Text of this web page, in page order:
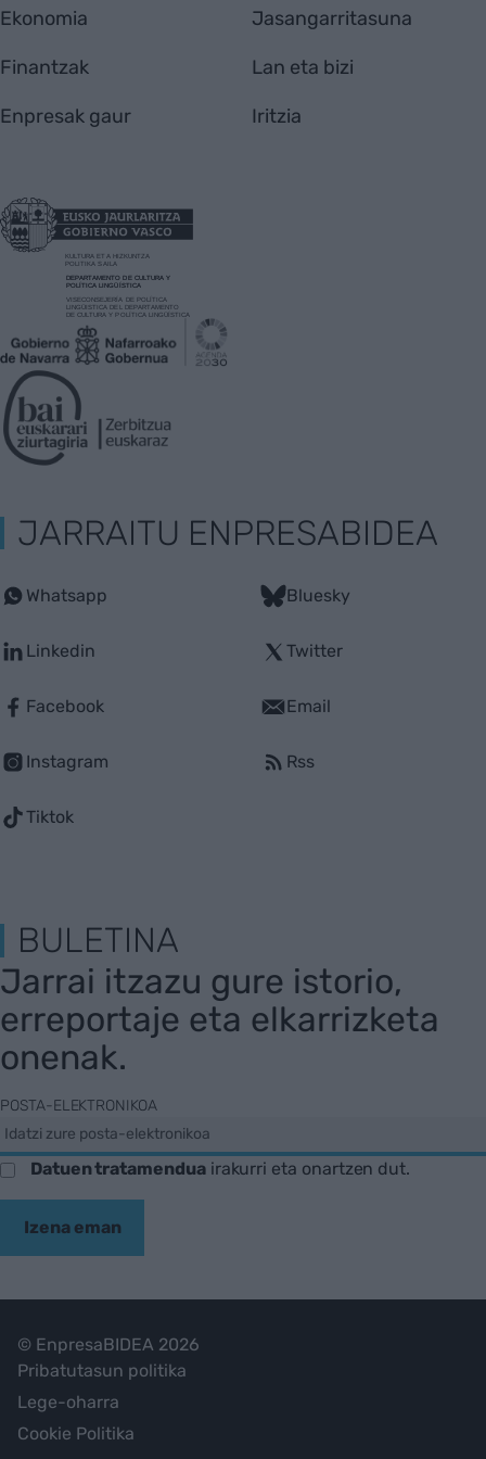
Ekonomia
Finantzak
Enpresak gaur
Jasangarritasuna
Lan eta bizi
Iritzia
JARRAITU ENPRESABIDEA
Whatsapp
Linkedin
Facebook
Instagram
Tiktok
Bluesky
Twitter
Email
Rss
BULETINA
Jarrai itzazu gure istorio,
erreportaje eta elkarrizketa
onenak.
POSTA-ELEKTRONIKOA
Datuen tratamenduairakurri eta onartzen dut.
Izena eman
© EnpresaBIDEA 2026
Pribatutasun politika
Lege-oharra
Cookie Politika